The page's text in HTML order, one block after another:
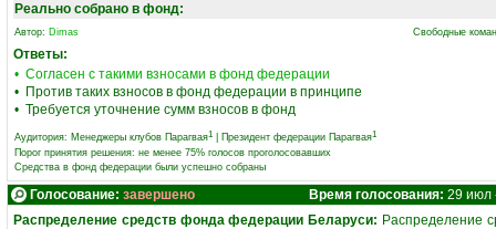
Реально собрано в фонд:
Автор: Dimas Свободные
Ответы:
• Согласен с такими взносами в фонд федерации
• Против таких взносов в фонд федерации в принципе
• Требуется уточнение сумм взносов в фонд
Аудитория: Менеджеры клубов Парагвая1 Президент федерации Парагвая1
Порог принятия решения: не менее 75% голосов проголосовавших
Средства в фонд федерации были успешно собраны
Голосование: завершено Время голосования: 29 июл
Распределение средств фонда федерации Беларуси: Распределение